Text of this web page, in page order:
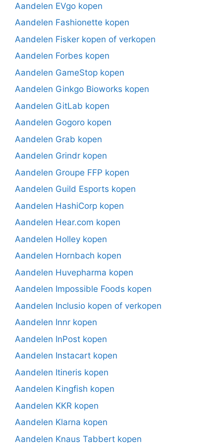
Aandelen EVgo kopen
Aandelen Fashionette kopen
Aandelen Fisker kopen of verkopen
Aandelen Forbes kopen
Aandelen GameStop kopen
Aandelen Ginkgo Bioworks kopen
Aandelen GitLab kopen
Aandelen Gogoro kopen
Aandelen Grab kopen
Aandelen Grindr kopen
Aandelen Groupe FFP kopen
Aandelen Guild Esports kopen
Aandelen HashiCorp kopen
Aandelen Hear.com kopen
Aandelen Holley kopen
Aandelen Hornbach kopen
Aandelen Huvepharma kopen
Aandelen Impossible Foods kopen
Aandelen Inclusio kopen of verkopen
Aandelen Innr kopen
Aandelen InPost kopen
Aandelen Instacart kopen
Aandelen Itineris kopen
Aandelen Kingfish kopen
Aandelen KKR kopen
Aandelen Klarna kopen
Aandelen Knaus Tabbert kopen